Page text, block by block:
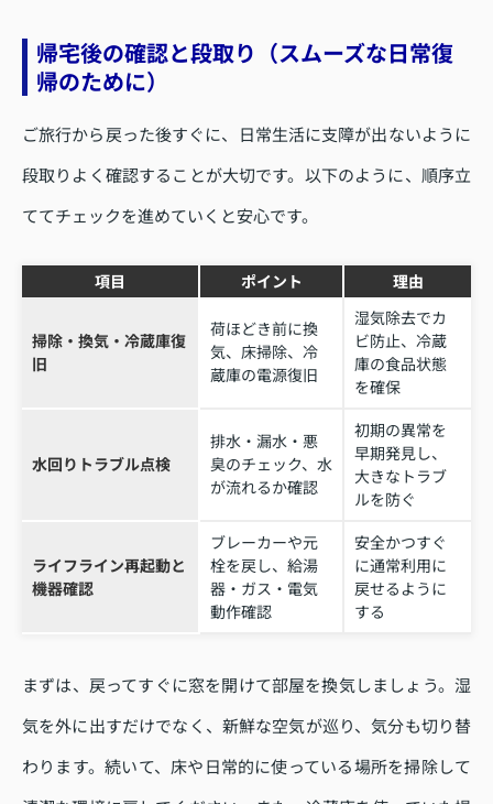
帰宅後の確認と段取り（スムーズな日常復
帰のために）
ご旅行から戻った後すぐに、日常生活に支障が出ないように
段取りよく確認することが大切です。以下のように、順序立
ててチェックを進めていくと安心です。
項目 ポイント 理由
掃除・換気・冷蔵庫復
旧
荷ほどき前に換
気、床掃除、冷
蔵庫の電源復旧
湿気除去でカ
ビ防止、冷蔵
庫の食品状態
を確保
水回りトラブル点検
排水・漏水・悪
臭のチェック、水
が流れるか確認
初期の異常を
早期発見し、
大きなトラブ
ルを防ぐ
ライフライン再起動と
機器確認
ブレーカーや元
栓を戻し、給湯
器・ガス・電気
動作確認
安全かつすぐ
に通常利用に
戻せるように
する
まずは、戻ってすぐに窓を開けて部屋を換気しましょう。湿
気を外に出すだけでなく、新鮮な空気が巡り、気分も切り替
わります。続いて、床や日常的に使っている場所を掃除して